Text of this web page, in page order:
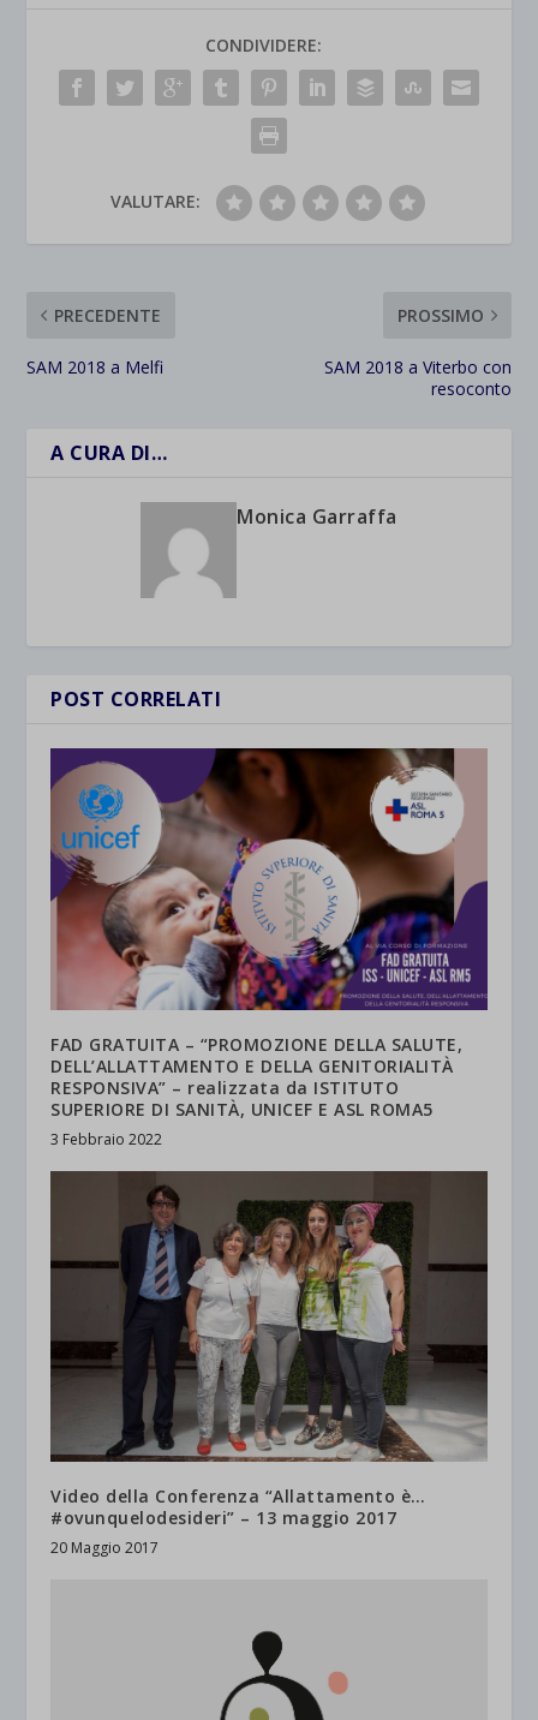
CONDIVIDERE:
VALUTARE:
PRECEDENTE
SAM 2018 a Melfi
PROSSIMO
SAM 2018 a Viterbo con
resoconto
A CURA DI…
Monica Garraffa
POST CORRELATI
FAD GRATUITA – “PROMOZIONE DELLA SALUTE,
DELL’ALLATTAMENTO E DELLA GENITORIALITÀ
RESPONSIVA” – realizzata da ISTITUTO
SUPERIORE DI SANITÀ, UNICEF E ASL ROMA5
3 Febbraio 2022
Video della Conferenza “Allattamento è…
#ovunquelodesideri” – 13 maggio 2017
20 Maggio 2017